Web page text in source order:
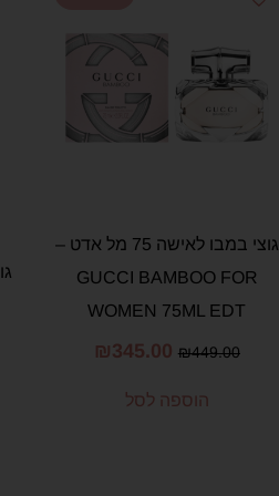
גוצי במבו לאישה 75 מל אדט –
GUCCI BAMBOO FOR
WOMEN 75ML EDT
₪449.00
₪345.00
הוספה לסל